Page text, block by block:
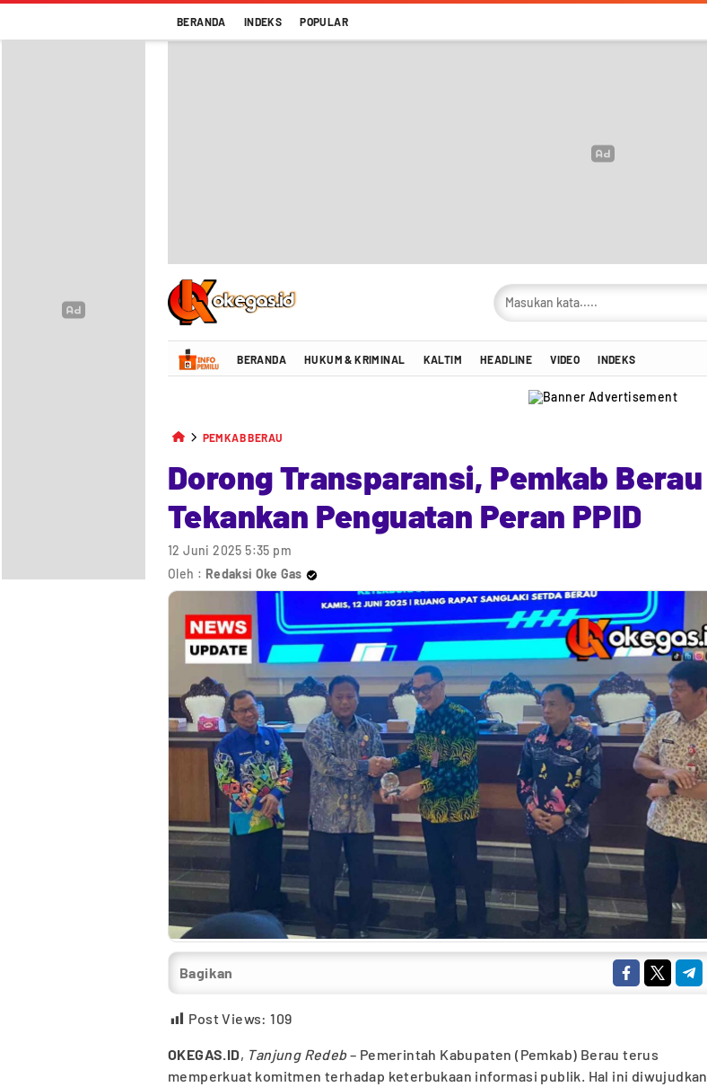
BERANDA INDEKS POPULAR
Oke Gas Indonesia | Energi Positif Informasi Terkini!
BERANDA HUKUM & KRIMINAL KALTIM HEADLINE VIDEO INDEKS
PEMKAB BERAU
Dorong Transparansi, Pemkab Berau
Tekankan Penguatan Peran PPID
12 Juni 2025 5:35 pm
Oleh : Redaksi Oke Gas
Bagikan
Post Views: 109
OKEGAS.ID, Tanjung Redeb– Pemerintah Kabupaten (Pemkab) Berau terus
memperkuat komitmen terhadap keterbukaan informasi publik. Hal ini diwujudkan